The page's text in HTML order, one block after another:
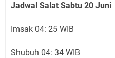
Jadwal Salat Sabtu 20 Juni
Imsak 04: 25 WIB
Shubuh 04: 34 WIB